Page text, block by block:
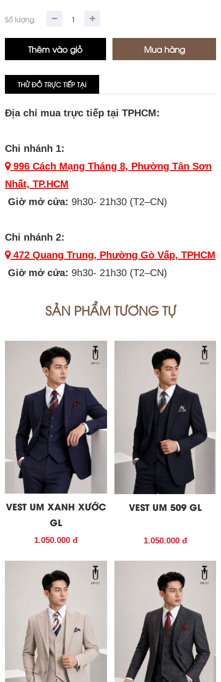
Số lượng
THỬ ĐỒ TRỰC TIẾP TẠI
Địa chỉ mua trực tiếp tại TPHCM:
Chi nhánh 1:
996 Cách Mạng Tháng 8, Phường Tân Sơn
Nhất, TP.HCM
Giờ mở cửa: 9h30- 21h30 (T2–CN)
Chi nhánh 2:
472 Quang Trung, Phường Gò Vấp, TPHCM
Giờ mở cửa: 9h30- 21h30 (T2–CN)
SẢN PHẨM TƯƠNG TỰ
VEST UM XANH XƯỚC
GL
1.050.000 đ
VEST UM 509 GL
1.050.000 đ